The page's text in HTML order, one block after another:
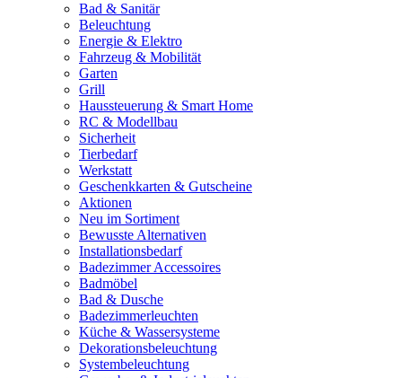
Bad & Sanitär
Beleuchtung
Energie & Elektro
Fahrzeug & Mobilität
Garten
Grill
Haussteuerung & Smart Home
RC & Modellbau
Sicherheit
Tierbedarf
Werkstatt
Geschenkkarten & Gutscheine
Aktionen
Neu im Sortiment
Bewusste Alternativen
Installationsbedarf
Badezimmer Accessoires
Badmöbel
Bad & Dusche
Badezimmerleuchten
Küche & Wassersysteme
Dekorationsbeleuchtung
Systembeleuchtung